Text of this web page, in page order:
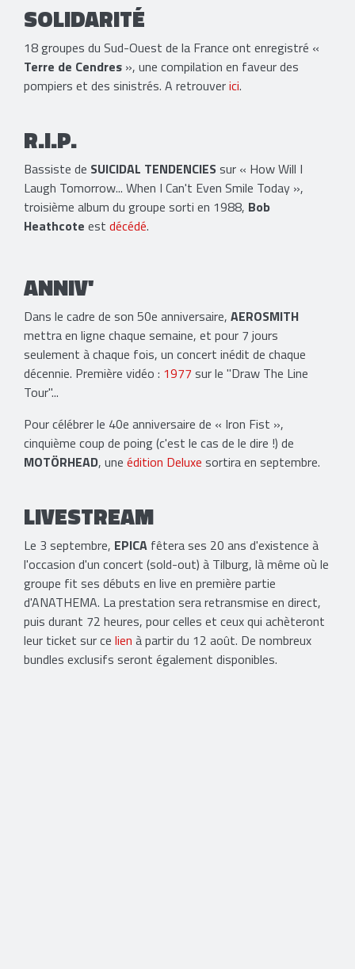
SOLIDARITÉ
18 groupes du Sud-Ouest de la France ont enregistré «
Terre de Cendres », une compilation en faveur des
pompiers et des sinistrés. A retrouverici.
R.I.P.
Bassiste de SUICIDAL TENDENCIESsur « How Will I
Laugh Tomorrow... When I Can't Even Smile Today »,
troisième album du groupe sorti en 1988, Bob
Heathcote est décédé.
ANNIV'
Dans le cadre de son 50e anniversaire, AEROSMITH
mettra en ligne chaque semaine, et pour 7 jours
seulement à chaque fois, un concert inédit de chaque
décennie. Première vidéo : 1977 sur le "Draw The Line
Tour"...
Pour célébrer le 40e anniversaire de « Iron Fist »,
cinquième coup de poing (c'est le cas de le dire !) de
MOTÖRHEAD, une édition Deluxe sortira en septembre.
LIVESTREAM
Le 3 septembre, EPICA fêtera ses 20 ans d'existence à
l'occasion d'un concert (sold-out) à Tilburg, là même où le
groupe fit ses débuts en live en première partie
d'ANATHEMA. La prestation sera retransmise en direct,
puis durant 72 heures, pour celles et ceux qui achèteront
leur ticket sur ce lien à partir du 12 août. De nombreux
bundles exclusifs seront également disponibles.